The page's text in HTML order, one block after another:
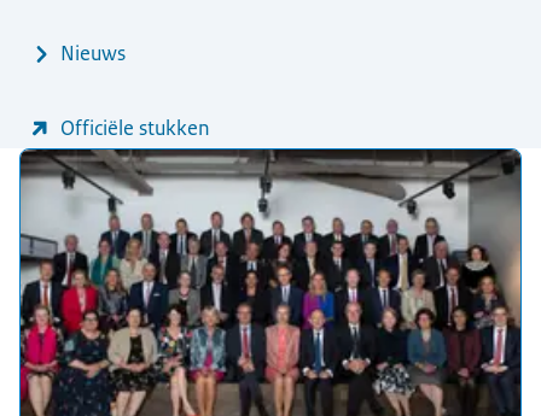
Nieuws
Officiële stukken
Uitgelicht